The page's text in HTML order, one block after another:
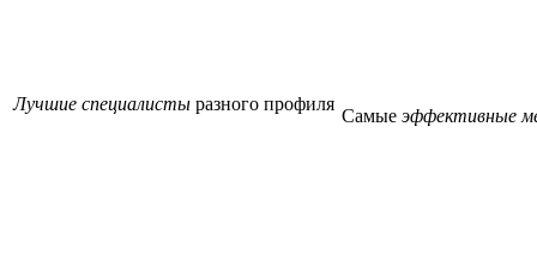
Лучшие специалисты разного профиля
Самые эффективные